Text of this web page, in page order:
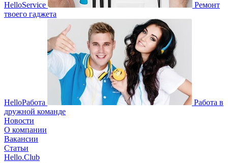
HelloService
Ремонт
твоего гаджета
HelloРабота
Работа в
дружной команде
Новости
О компании
Вакансии
Статьи
Hello.Club